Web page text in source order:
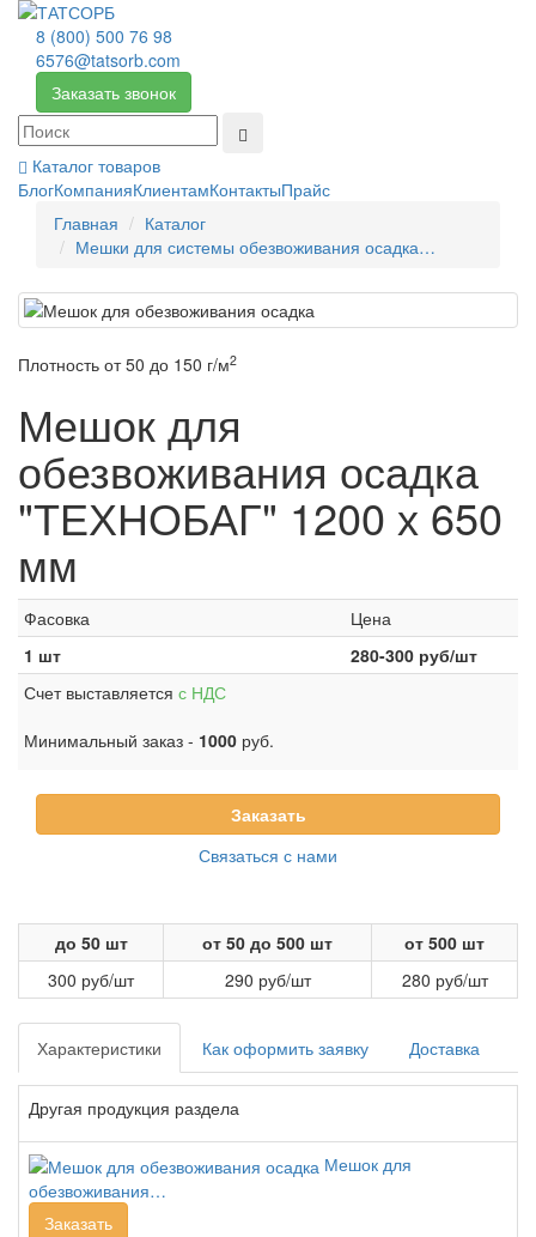
8 (800) 500 76 98
6576@tatsorb.com
Заказать звонок
Каталог товаров
БлогКомпанияКлиентамКонтактыПрайс
Главная
Каталог
Мешки для системы обезвоживания осадка…
Плотность от 50 до 150 г/м2
Мешок для
обезвоживания осадка
"ТЕХНОБАГ" 1200 х 650
мм
Фасовка
Цена
1 шт
280-300 руб/шт
Счет выставляется с НДС
Минимальный заказ - 1000 руб.
Заказать
Связаться с нами
до 50 шт от 50 до 500 шт
от 500 шт
300 руб/шт
290 руб/шт 280 руб/шт
Характеристики Как оформить заявку Доставка
Другая продукция раздела
Мешок для
обезвоживания…
Заказать